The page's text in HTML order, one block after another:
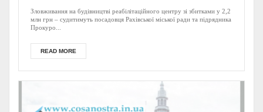
судитимуть чиновника зі
спільником (ФОТО)
Зловживання на будівництві реабілітаційного центру зі збитками у 2,2
млн грн – судитимуть посадовця Рахівської міської ради та підрядника
Прокуро...
READ MORE